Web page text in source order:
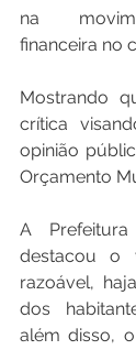
na
financeira no
Mostrando
crítica
opinião
Orçamento
A
destacou o
razoável,
dos
além disso,